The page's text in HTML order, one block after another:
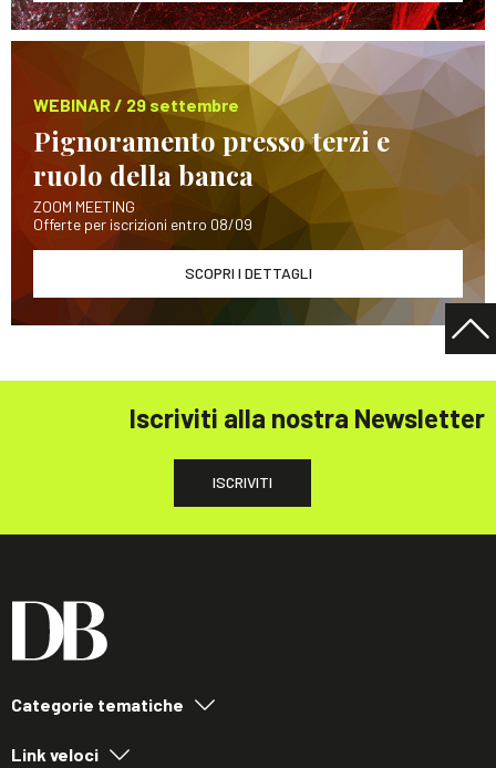
WEBINAR / 29 settembre
Pignoramento presso terzi e
ruolo della banca
ZOOM MEETING
Offerte per iscrizioni entro 08/09
SCOPRI I DETTAGLI
Iscriviti alla nostra Newsletter
ISCRIVITI
Categorie tematiche
Link veloci